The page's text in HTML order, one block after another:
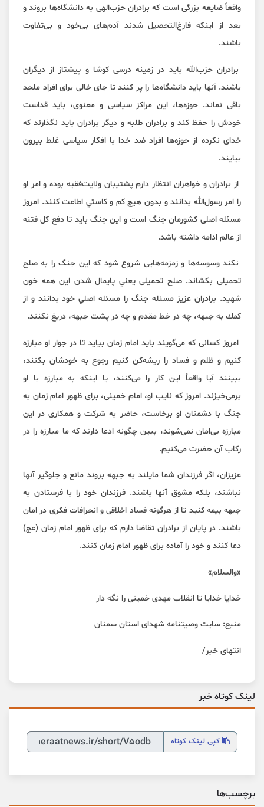
واقعاً ضايعه بزرگی است كه برادران حزب‌الهی به دانشگاه‌ها بروند و
بعد از اينكه فارغ‌التحصيل شدند آدم‌های بی‌خود و بی‌تفاوت
باشند.
برادران حزب‌الله بايد در زمينه درسی كوشا و پيشتاز از ديگران
باشند. آنها بايد دانشگاه‌ها را پر كنند تا جای خالی برای افراد ملحد
باقی نماند. حوزه‌ها، اين مراكز سياسی و معنوی، بايد قداست
خودش را حفظ كند و برادران طلبه و ديگر برادران بايد نگذارند كه
خدای نكرده از حوزه‌ها افراد ضد خدا با افكار سياسی غلط بيرون
بيايند.
از برادران و خواهران انتظار دارم پشتيبان‌ ولايت‌فقيه بوده و امر او
را امر رسول‌الله بدانند و بدون هيچ ‌كم‌ و‌ كاستي اطاعت كنند. امروز
مسئله اصلی كشورمان جنگ است و اين جنگ بايد تا دفع كل فتنه
از عالم ادامه داشته باشد.
نكند وسوسه‌ها و زمزمه‌هايی شروع شود كه اين جنگ را به صلح
تحميلی بكشاند. صلح تحميلی يعني پايمال شدن اين همه خون
شهيد. برادران عزيز مسئله جنگ را مسئله اصلي خود بدانند و از
كمك به جبهه، چه در خط مقدم و چه در پشت جبهه، دريغ نكنند.
امروز كسانی كه می‌گويند بايد امام زمان بيايد تا در جوار او مبارزه
كنيم و ظلم و فساد را ريشه‌كن كنيم رجوع به خودشان بكنند،
ببينند آيا واقعاً اين كار را می‌كنند، يا اينكه به مبارزه با او
برمی‌خيزند. امروز كه نايب او، امام خمينی، برای ظهور امام زمان به
جنگ با دشمنان او برخاست، حاضر به شركت و همكاری در اين
مبارزه بی‌امان نمی‌شوند، ببين چگونه ادعا دارند كه ما مبارزه را در
ركاب آن حضرت می‌كنيم.
عزيزان، اگر فرزندان شما مايلند به جبهه بروند مانع و جلوگير آنها
نباشند، بلكه مشوق آنها باشند. فرزندان خود را با فرستادن به
جبهه بيمه كنيد تا از هرگونه فساد اخلاقی و انحرافات فكری در امان
باشند. در پايان از برادران تقاضا دارم كه برای ظهور امام زمان (عج)
دعا كنند و خود را آماده برای ظهور امام زمان كنند.
«والسلام»
خدايا خدايا تا انقلاب مهدی خمينی را نگه دار
منبع: سایت وصیتنامه شهدای استان سمنان
انتهای خبر/
لینک کوتاه خبر
کپی لینک کوتاه
برچسب‌ها